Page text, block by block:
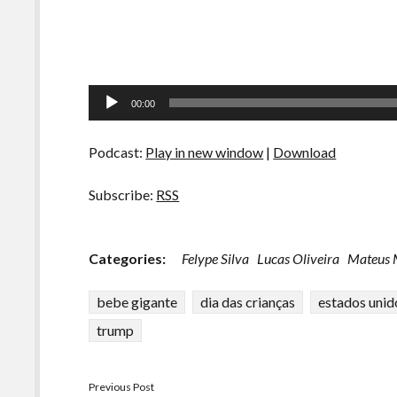
Tocador
00:00
Podcast: Play in new window | Download
Subscribe: RSS
Categories: Felype Silva Lucas Oliveira Mateus
bebe gigante dia das crianças estados
trump
Previous Post